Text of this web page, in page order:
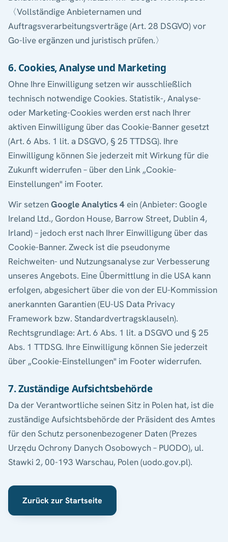
〈Vollständige Anbieternamen und
Auftragsverarbeitungsverträge (Art. 28 DSGVO) vor
Go-live ergänzen und juristisch prüfen.〉
6. Cookies, Analyse und Marketing
Ohne Ihre Einwilligung setzen wir ausschließlich
technisch notwendige Cookies. Statistik-, Analyse-
oder Marketing-Cookies werden erst nach Ihrer
aktiven Einwilligung über das Cookie-Banner gesetzt
(Art. 6 Abs. 1 lit. a DSGVO, § 25 TTDSG). Ihre
Einwilligung können Sie jederzeit mit Wirkung für die
Zukunft widerrufen – über den Link „Cookie-
Einstellungen" im Footer.
Wir setzenGoogle Analytics 4 ein (Anbieter: Google
Ireland Ltd., Gordon House, Barrow Street, Dublin 4,
Irland) – jedoch erst nach Ihrer Einwilligung über das
Cookie-Banner. Zweck ist die pseudonyme
Reichweiten- und Nutzungsanalyse zur Verbesserung
unseres Angebots. Eine Übermittlung in die USA kann
erfolgen, abgesichert über die von der EU-Kommission
anerkannten Garantien (EU-US Data Privacy
Framework bzw. Standardvertragsklauseln).
Rechtsgrundlage: Art. 6 Abs. 1 lit. a DSGVO und § 25
Abs. 1 TTDSG. Ihre Einwilligung können Sie jederzeit
über „Cookie-Einstellungen" im Footer widerrufen.
7. Zuständige Aufsichtsbehörde
Da der Verantwortliche seinen Sitz in Polen hat, ist die
zuständige Aufsichtsbehörde der Präsident des Amtes
für den Schutz personenbezogener Daten (Prezes
Urzędu Ochrony Danych Osobowych – PUODO), ul.
Stawki 2, 00-193 Warschau, Polen (uodo.gov.pl).
Zurück zur Startseite